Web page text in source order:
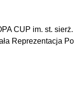
CUP im. st.
Reprezentacja